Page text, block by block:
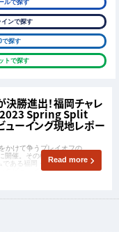
ルで探す
ンで探す
で探す
トで探す
勝進出！福岡チャレ
2023 Spring Split
ーイング現地レポー
かけて争うプレイオフの
催。その模様が「Sengoku
ある福岡・天神の「esports
クビューイングが開催されまし
Read more